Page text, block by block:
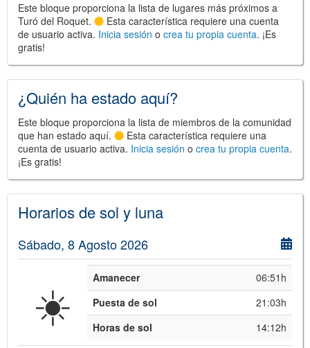
Este bloque proporciona la lista de lugares más próximos a
Turó del Roquet.
Esta característica requiere una cuenta
de usuario activa. Inicia sesión o crea tu propia cuenta. ¡Es
gratis!
¿Quién ha estado aquí?
Este bloque proporciona la lista de miembros de la comunidad
que han estado aquí.
Esta característica requiere una
cuenta de usuario activa. Inicia sesión o crea tu propia cuenta.
¡Es gratis!
Horarios de sol y luna
Sábado, 8 Agosto 2026
☀️ Amanecer
06:51h
Puesta de sol
21:03h
Horas de sol
14:12h